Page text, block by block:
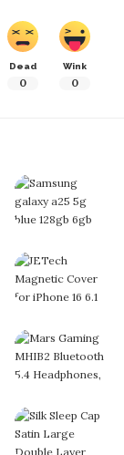
Dead
0
Wink
0